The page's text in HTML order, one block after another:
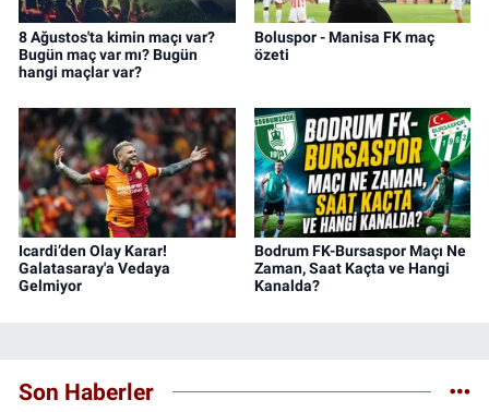
8 Ağustos'ta kimin maçı var?
Bugün maç var mı? Bugün
hangi maçlar var?
Boluspor - Manisa FK maç
özeti
Icardi’den Olay Karar!
Galatasaray'a Vedaya
Gelmiyor
Bodrum FK-Bursaspor Maçı Ne
Zaman, Saat Kaçta ve Hangi
Kanalda?
Son Haberler